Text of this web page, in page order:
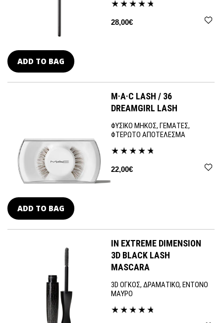
28,00€
ADD TO BAG
M·A·C LASH / 36
DREAMGIRL LASH
ΦΥΣΙΚΟ ΜΗΚΟΣ, ΓΕΜΑΤΕΣ,
ΦΤΕΡΩΤΟ ΑΠΟΤΕΛΕΣΜΑ
22,00€
ADD TO BAG
IN EXTREME DIMENSION
3D BLACK LASH
MASCARA
3D ΟΓΚΟΣ, ΔΡΑΜΑΤΙΚΟ, ΕΝΤΟΝΟ
ΜΑΥΡΟ